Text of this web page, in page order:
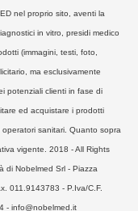
nel proprio sito, aventi la
in vitro, presidi medico
(immagini, testi, foto,
ma esclusivamente
potenziali clienti in fase di
ed acquistare i prodotti
sanitari. Quanto sopra
vigente. 2018 - All Rights
di Nobelmed Srl - Piazza
011.9143783 - P.Iva/C.F.
- info@nobelmed.it